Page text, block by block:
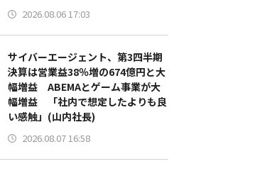
2026.08.06 17:03
サイバーエージェント、第3四半期
決算は営業益38％増の674億円と大
幅増益 ABEMAとゲーム事業が大
幅増益 「社内で想定したよりも良
い感触」(山内社長)
2026.08.07 16:58